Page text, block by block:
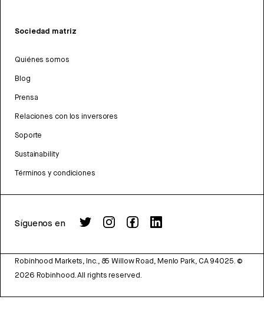
Sociedad matriz
Quiénes somos
Blog
Prensa
Relaciones con los inversores
Soporte
Sustainability
Términos y condiciones
Síguenos en
Robinhood Markets, Inc., 85 Willow Road, Menlo Park, CA 94025. ©
2026 Robinhood. All rights reserved.